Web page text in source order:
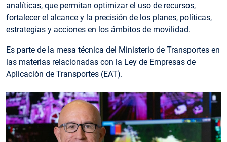
analíticas, que permitan optimizar el uso de recursos,
fortalecer el alcance y la precisión de los planes, políticas,
estrategias y acciones en los ámbitos de movilidad.
Es parte de la mesa técnica del Ministerio de Transportes en
las materias relacionadas con la Ley de Empresas de
Aplicación de Transportes (EAT).